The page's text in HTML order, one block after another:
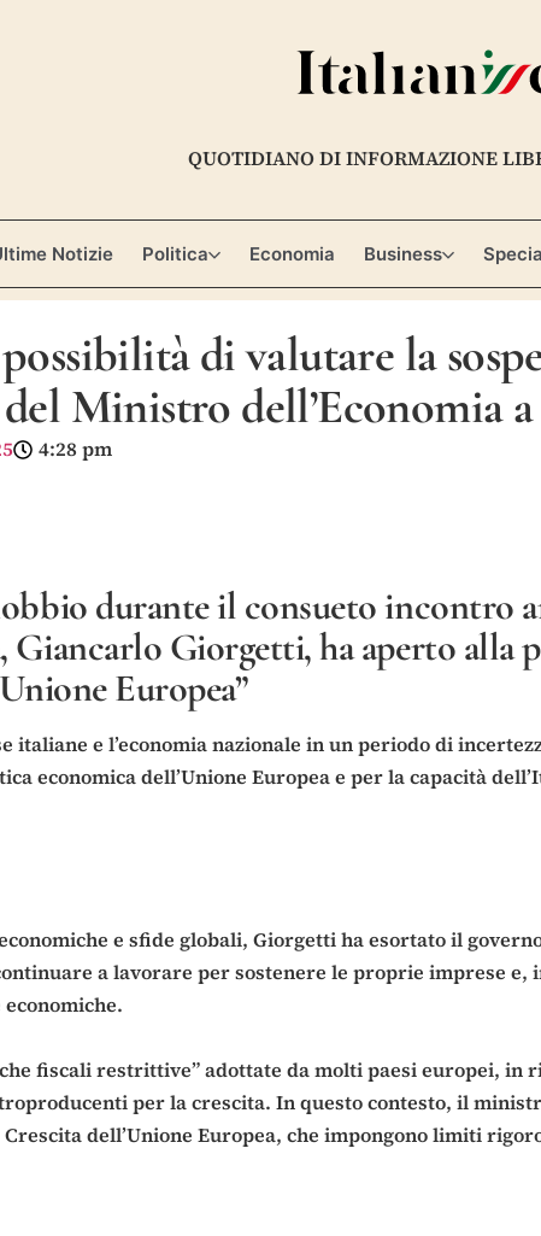
QUOTIDIANO DI INFORMAZIONE
Notizie Politica Economia Business
di valutare la
Ministro dell’Economia
4:28 pm
durante il consueto incontro
Giorgetti, ha aperto alla
Europea”
italiane e l’economia nazionale in un periodo di
economica dell’Unione Europea e per la capacità
e sfide globali, Giorgetti ha esortato il
a lavorare per sostenere le proprie imprese
fiscali restrittive” adottate da molti paesi europei,
per la crescita. In questo contesto, il
dell’Unione Europea, che impongono limiti